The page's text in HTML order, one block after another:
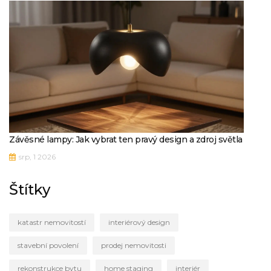
Závěsné lampy: Jak vybrat ten pravý design a zdroj světla
srp, 1 2026
Štítky
katastr nemovitostí interiérový design
stavební povolení prodej nemovitosti
rekonstrukce bytu home staging interiér